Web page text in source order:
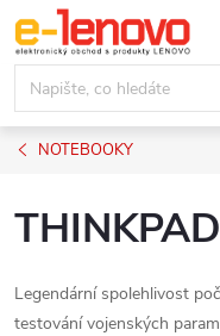
Přejít
na
obsah
NOTEBOOKY
THINKPAD
Legendární spolehlivost
testování vojenských